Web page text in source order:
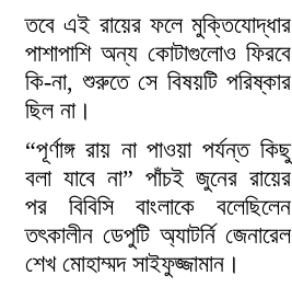
তবে এই রায়ের ফলে মুক্তিযোদ্ধার
পাশাপাশি অন্য কোটাগুলোও ফিরবে
কি-না, শুরুতে সে বিষয়টি পরিষ্কার
ছিল না।
“পূর্ণাঙ্গ রায় না পাওয়া পর্যন্ত কিছু
বলা যাবে না” পাঁচই জুনের রায়ের
পর বিবিসি বাংলাকে বলেছিলেন
তৎকালীন ডেপুটি অ্যাটর্নি জেনারেল
শেখ মোহাম্মদ সাইফুজ্জামান।